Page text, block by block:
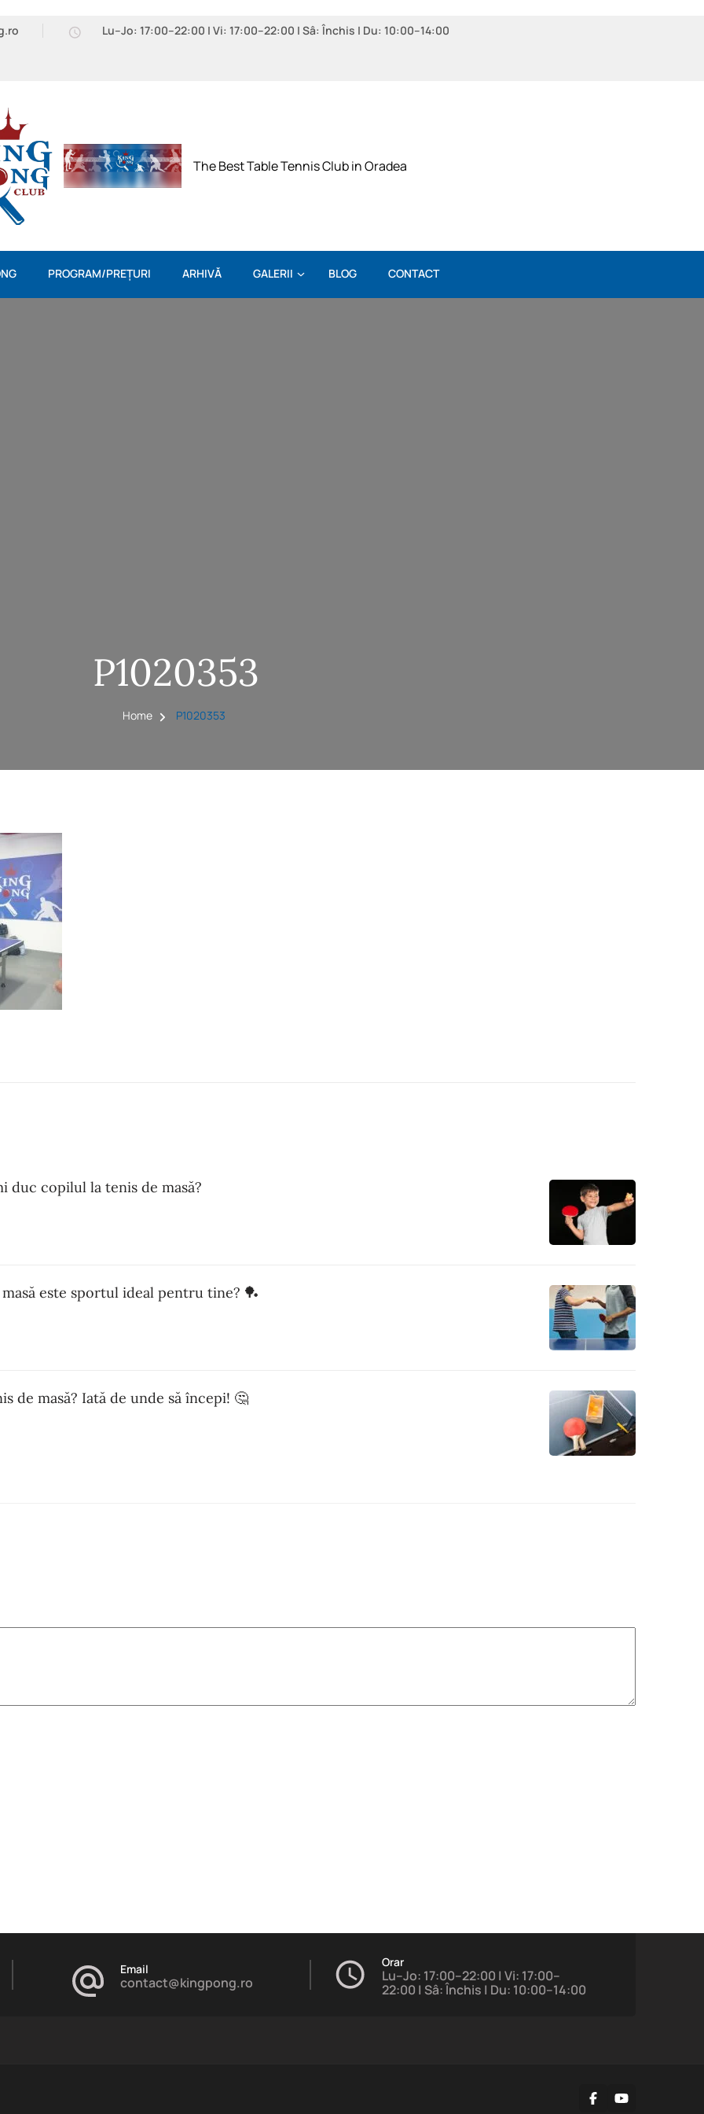
Lu–Jo: 17:00–22:00 | Vi: 17:00–22:00 | Sâ: Închis | Du: 10:00–14:00
The Best Table Tennis Club in Oradea
PROGRAM/PREȚURI ARHIVĂ GALERII BLOG CONTACT
P1020353
Home P1020353
duc copilul la tenis de masă?
este sportul ideal pentru tine? 🏓
de masă? Iată de unde să începi! 🤔
Email
contact@kingpong.ro
Orar
Lu–Jo: 17:00–22:00 | Vi: 17:00–
22:00 | Sâ: Închis | Du: 10:00–14:00